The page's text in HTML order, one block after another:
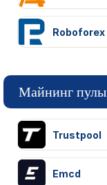
Roboforex
Майнинг пулы
Trustpool
Emcd